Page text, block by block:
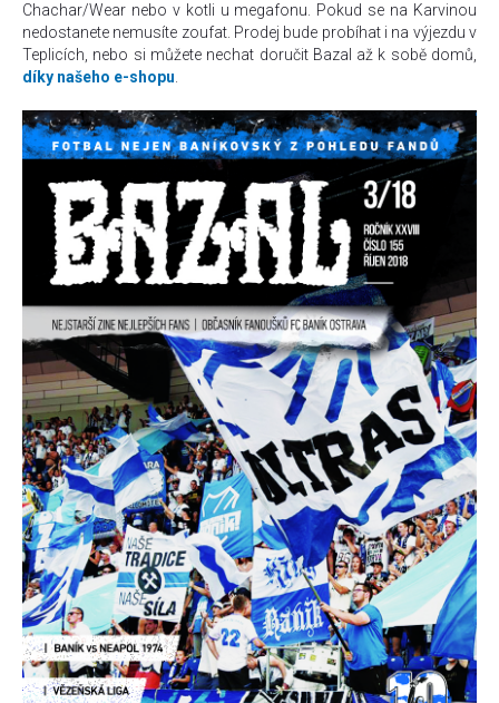
Chachar/Wear nebo v kotli u megafonu. Pokud se na Karvinou
nedostanete nemusíte zoufat. Prodej bude probíhat i na výjezdu v
Teplicích, nebo si můžete nechat doručit Bazal až k sobě domů,
díky našeho e-shopu